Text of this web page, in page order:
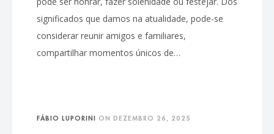
significados que damos na atualidade, pode-se
considerar reunir amigos e familiares,
compartilhar momentos únicos de…
FÁBIO LUPORINI ON DEZEMBRO 26, 2025